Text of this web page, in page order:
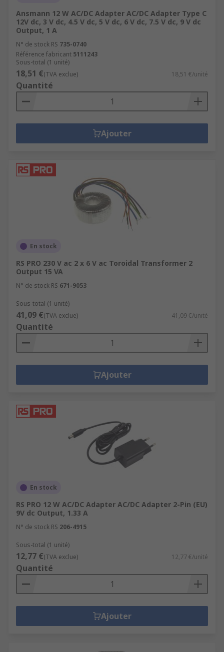
Ansmann 12 W AC/DC Adapter AC/DC Adapter Type C
12V dc, 3 V dc, 4.5 V dc, 5 V dc, 6 V dc, 7.5 V dc, 9 V dc
Output, 1 A
N° de stock RS 735-0740
Référence fabricant 5111243
Sous-total (1 unité)
18,51 €(TVA exclue) 18,51 €/unité
Quantité
Ajouter
En stock
RS PRO 230 V ac 2 x 6 V ac Toroidal Transformer 2
Output 15 VA
N° de stock RS 671-9053
Sous-total (1 unité)
41,09 €(TVA exclue) 41,09 €/unité
Quantité
Ajouter
En stock
RS PRO 12 W AC/DC Adapter AC/DC Adapter 2-Pin (EU)
9V dc Output, 1.33 A
N° de stock RS 206-4915
Sous-total (1 unité)
12,77 €(TVA exclue) 12,77 €/unité
Quantité
Ajouter